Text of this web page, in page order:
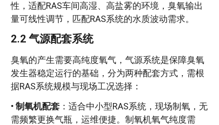
性，适配RAS车间高湿、高盐雾的环境，臭氧输出
量可线性调节，匹配RAS系统的水质波动需求。
2.2 气源配套系统
臭氧的产生需要高纯度氧气，气源系统是保障臭氧
发生器稳定运行的基础，分为两种配套方式，需根
据RAS系统规模与现场工况选择：
• 制氧机配套 ：适合中小型RAS系统，现场制氧，无
需频繁更换气瓶，运维便捷。制氧机氧气纯度需